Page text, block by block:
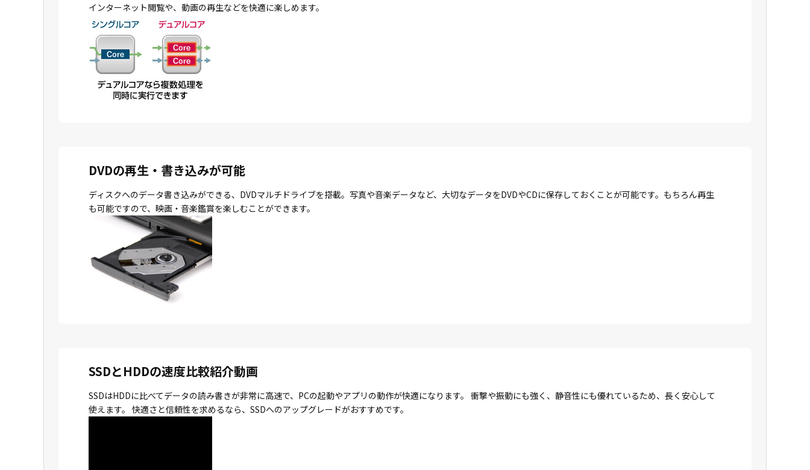
インターネット閲覧や、動画の再生などを快適に楽しめます。
DVDの再生・書き込みが可能
ディスクへのデータ書き込みができる、DVDマルチドライブを搭載。写真や音楽データなど、大切なデータをDVDやCDに保存しておくことが可能です。もちろん再生
も可能ですので、映画・音楽鑑賞を楽しむことができます。
SSDとHDDの速度比較紹介動画
SSDはHDDに比べてデータの読み書きが非常に高速で、PCの起動やアプリの動作が快適になります。 衝撃や振動にも強く、静音性にも優れているため、長く安心して
使えます。 快適さと信頼性を求めるなら、SSDへのアップグレードがおすすめです。